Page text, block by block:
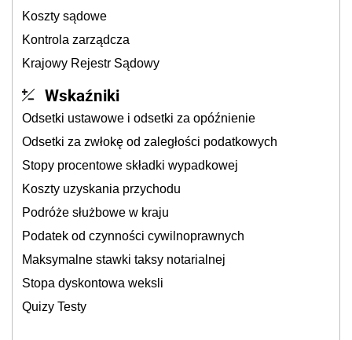
Koszty sądowe
Kontrola zarządcza
Krajowy Rejestr Sądowy
Wskaźniki
Odsetki ustawowe i odsetki za opóźnienie
Odsetki za zwłokę od zaległości podatkowych
Stopy procentowe składki wypadkowej
Koszty uzyskania przychodu
Podróże służbowe w kraju
Podatek od czynności cywilnoprawnych
Maksymalne stawki taksy notarialnej
Stopa dyskontowa weksli
Quizy Testy